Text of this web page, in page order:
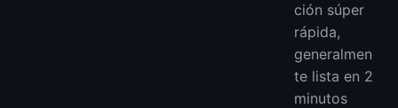
ción súper
rápida,
generalmen
te lista en 2
minutos